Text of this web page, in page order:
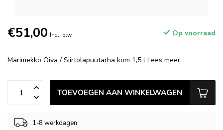
€51,00 Incl. btw Op voorraad
Marimekko Oiva / Siirtolapuutarha kom 1,5 l Lees meer.
TOEVOEGEN AAN WINKELWAGEN
1-8 werkdagen